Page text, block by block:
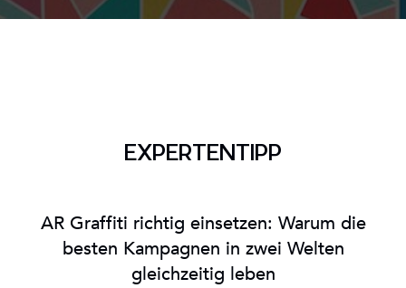
EXPERTENTIPP
AR Graffiti richtig einsetzen: Warum die
besten Kampagnen in zwei Welten
gleichzeitig leben